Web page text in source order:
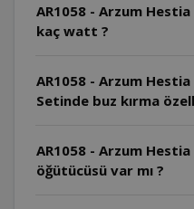
AR1058 - Arzum
kaç watt ?
AR1058 - Arzum
Setinde buz kırma
AR1058 - Arzum
öğütücüsü var mı ?